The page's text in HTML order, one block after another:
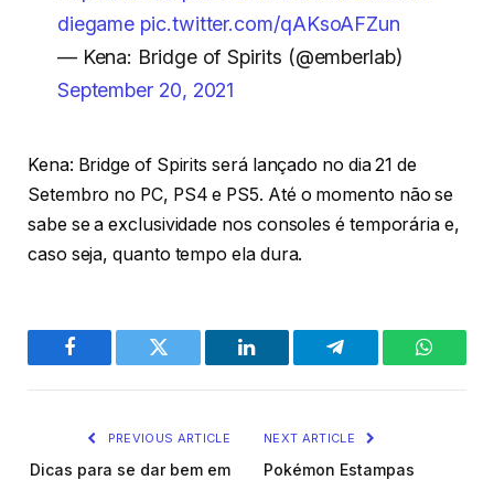
diegame pic.twitter.com/qAKsoAFZun
— Kena: Bridge of Spirits (@emberlab)
September 20, 2021
Kena: Bridge of Spirits será lançado no dia 21 de
Setembro no PC, PS4 e PS5. Até o momento não se
sabe se a exclusividade nos consoles é temporária e,
caso seja, quanto tempo ela dura.
Facebook Twitter LinkedIn Telegram
PREVIOUS ARTICLE
Dicas para se dar bem em
NEXT ARTICLE
Pokémon Estampas